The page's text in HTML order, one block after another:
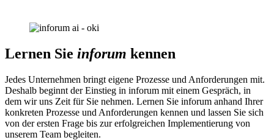
Lernen Sie inforum kennen
Jedes Unternehmen bringt eigene Prozesse und Anforderungen mit.
Deshalb beginnt der Einstieg in inforum mit einem Gespräch, in
dem wir uns Zeit für Sie nehmen. Lernen Sie inforum anhand Ihrer
konkreten Prozesse und Anforderungen kennen und lassen Sie sich
von der ersten Frage bis zur erfolgreichen Implementierung von
unserem Team begleiten.